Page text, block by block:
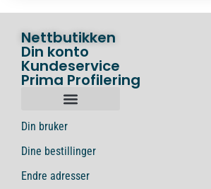
Nettbutikken
Din konto
Kundeservice
Prima Profilering
Din bruker
Dine bestillinger
Endre adresser